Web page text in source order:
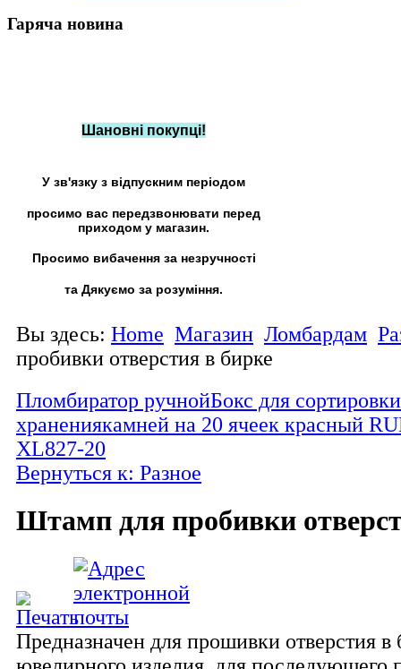
Гаряча новина
Шановні покупці!
У зв'язку з відпускним періодом
просимо вас передзвонювати перед
приходом у магазин.
Просимо вибачення за незручності
та Дякуємо за розуміння.
Вы здесь: Home Магазин Ломбардам
пробивки отверстия в бирке
Пломбиратор ручнойБокс для
хранениякамней на 20 ячеек красный
XL827-20
Вернуться к: Разное
Штамп для пробивки
Предназначен для прошивки отверстия в